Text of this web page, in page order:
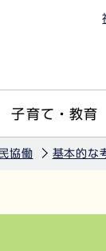
子育て・教育
協働 基本的な